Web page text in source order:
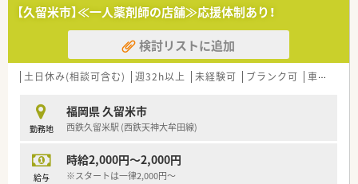
≪こんな会社です≫
■福岡県内に店舗展開しており、新規出店の計画もあります。
■店舗スタッフは優しい方が多く、忙しい時でも助け合いながら
働かれていらっしゃいます。
【久留米市】≪一人薬剤師の店舗≫応援体制あり！
検討リストに追加
土日休み(相談可含む) 週32h以上 未経験可 ブランク可 車通勤可
勤務地
福岡県 久留米市
西鉄久留米駅 (西鉄天神大牟田線)
給与
時給2,000円～2,000円
※スタートは一律2,000円～